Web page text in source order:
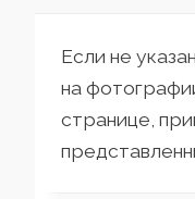
Если не
на
странице,